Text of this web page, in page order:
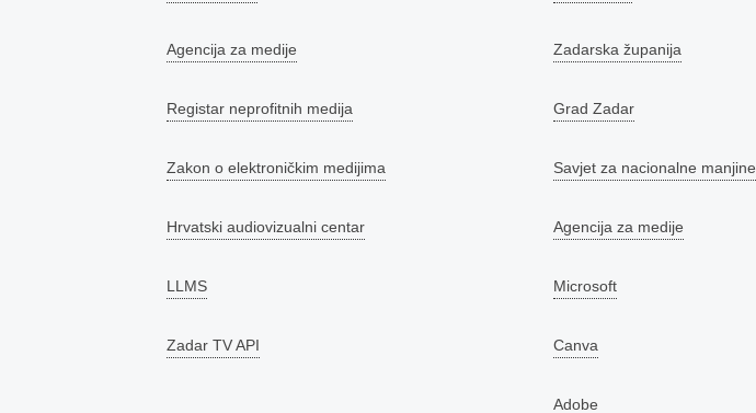
Agencija za medije
Registar neprofitnih medija
Zakon o elektroničkim medijima
Hrvatski audiovizualni centar
LLMS
Zadar TV API
Zadarska županija
Grad Zadar
Savjet za nacionalne manjine
Agencija za medije
Microsoft
Canva
Adobe